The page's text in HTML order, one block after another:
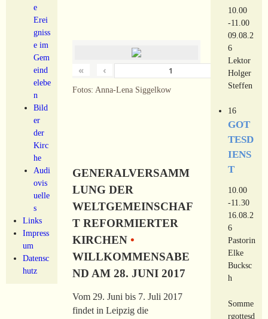
e
Erei
gniss
e im
Gem
eind
elebe
n
Bild
er
der
Kirc
he
Audi
ovis
uelle
s
Links
Impress
um
Datensc
hutz
« ‹ von18
Fotos: Anna-Lena Siggelkow
GENERALVERSAMM
LUNG DER
WELTGEMEINSCHAF
T REFORMIERTER
KIRCHEN•
WILLKOMMENSABE
ND AM 28. JUNI 2017
Vom 29. Juni bis 7. Juli 2017
findet in Leipzig die
10.00
-11.00
09.08.2
6
Lektor
Holger
Steffen
16
GOT
TESD
IENS
T
10.00
-11.30
16.08.2
6
Pastorin
Elke
Bucksc
h
Somme
rgottesd